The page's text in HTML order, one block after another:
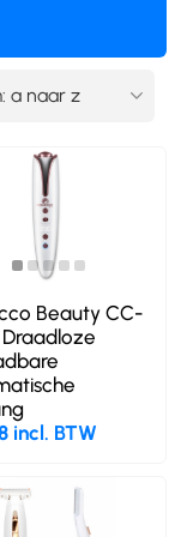
Beauty CC-
incl. BTW